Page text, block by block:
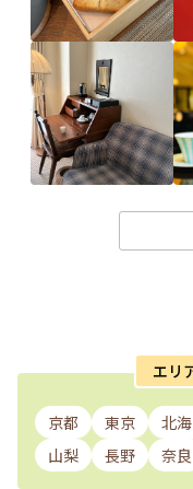
エリ
京都 東京 北
山梨
長野 奈良